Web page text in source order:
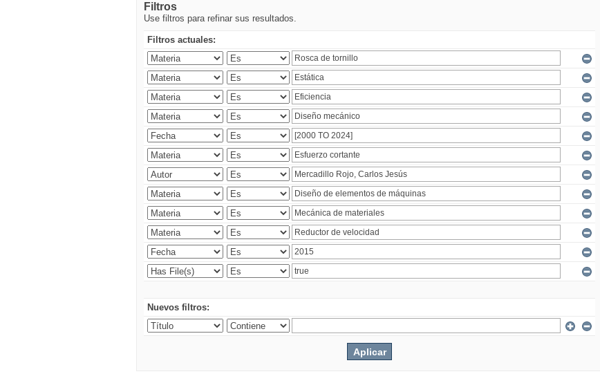
Filtros
Use filtros para refinar sus resultados.
Filtros actuales:
Nuevos filtros: